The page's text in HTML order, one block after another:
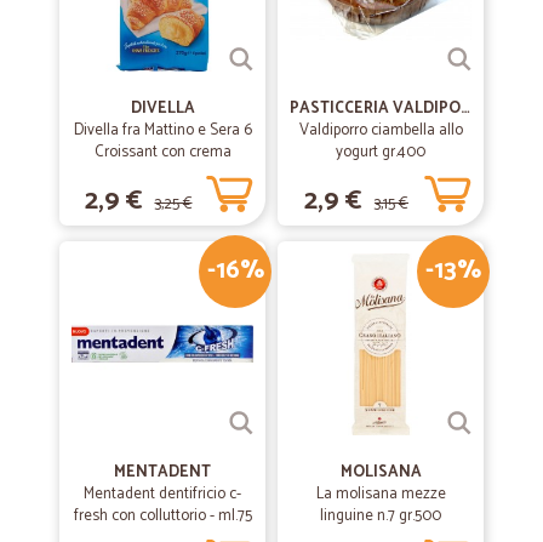
DIVELLA
Divella fra Mattino e Sera 6
Croissant con crema
pasticcera 270 gr.
2,9 € 3,25 €
PASTICCERIA VALDIPORRO
Valdiporro ciambella allo
yogurt gr.400
2,9 € 3,15 €
-16%
MENTADENT
Mentadent dentifricio c-
fresh con colluttorio - ml.75
-13%
MOLISANA
La molisana mezze
linguine n.7 gr.500